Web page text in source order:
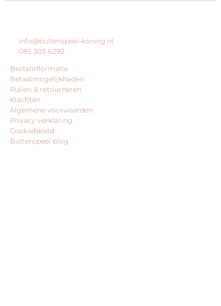
info@buitenspeel-koning.nl
085 303 6292
Bestelinformatie
Betaalmogelijkheden
Ruilen & retourneren
Klachten
Algemene voorwaarden
Privacy verklaring
Cookiebeleid
Buitenspeel blog